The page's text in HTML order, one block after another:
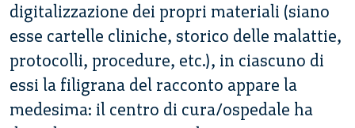
digitalizzazione dei propri materiali (siano
esse cartelle cliniche, storico delle malattie,
protocolli, procedure, etc.), in ciascuno di
essi la filigrana del racconto appare la
medesima: il centro di cura/ospedale ha